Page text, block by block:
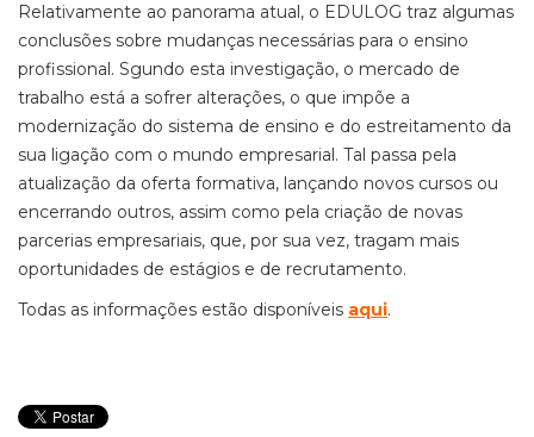
Relativamente ao panorama atual, o EDULOG traz algumas
conclusões sobre mudanças necessárias para o ensino
profissional. Sgundo esta investigação, o mercado de
trabalho está a sofrer alterações, o que impõe a
modernização do sistema de ensino e do estreitamento da
sua ligação com o mundo empresarial. Tal passa pela
atualização da oferta formativa, lançando novos cursos ou
encerrando outros, assim como pela criação de novas
parcerias empresariais, que, por sua vez, tragam mais
oportunidades de estágios e de recrutamento.
Todas as informações estão disponíveis aqui.